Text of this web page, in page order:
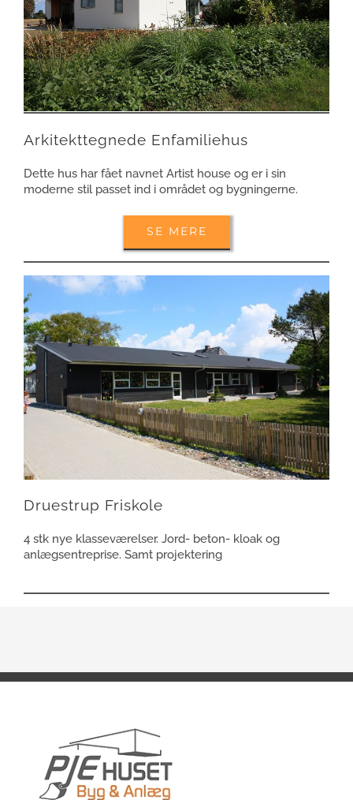
Arkitekttegnede Enfamiliehus
Dette hus har fået navnet Artist house og er i sin
moderne stil passet ind i området og bygningerne.
SE MERE
Druestrup Friskole
4 stk nye klasseværelser. Jord- beton- kloak og
anlægsentreprise. Samt projektering